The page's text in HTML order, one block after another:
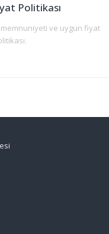
Politikası
ve uygun fiyat